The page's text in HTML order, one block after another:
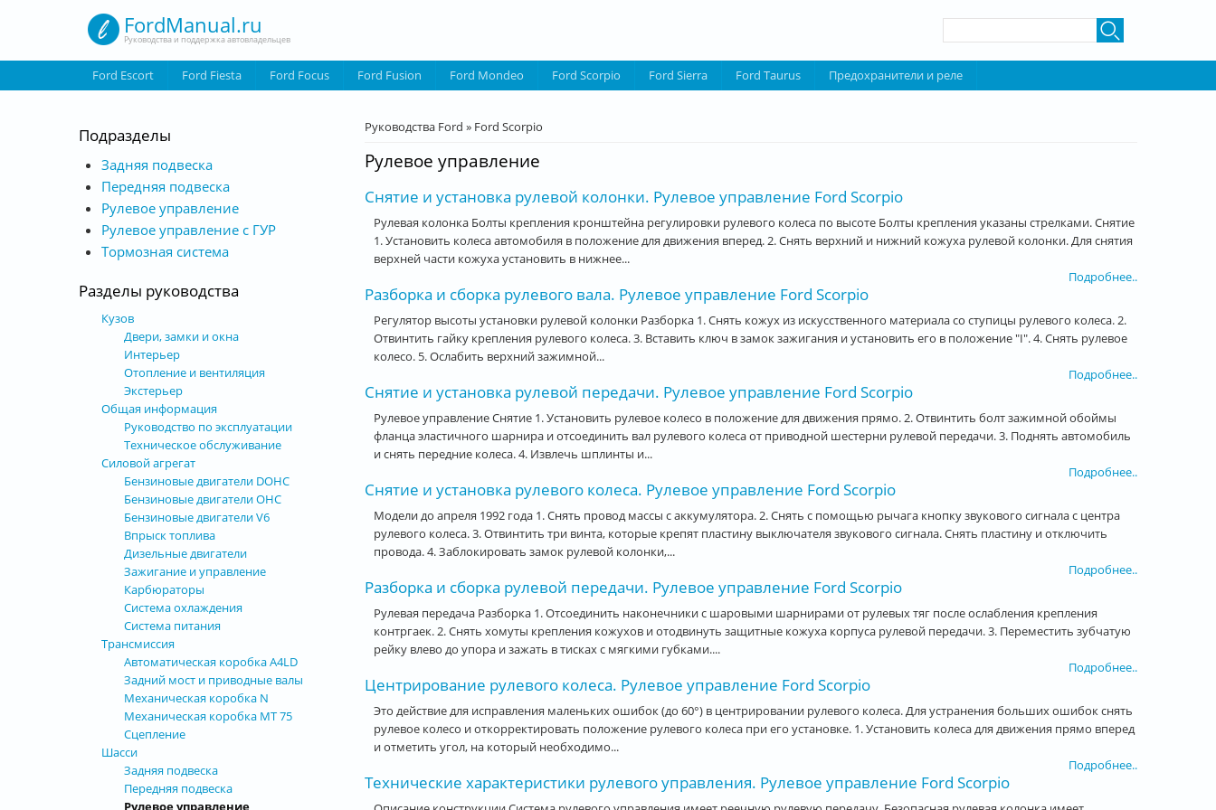
FordManual.ru
Руководства и поддержка автовладельцев
Ford Escort Ford Fiesta Ford Focus Ford Fusion Ford Mondeo Ford Scorpio Ford Sierra Ford Taurus Предохранители и реле
Вы здесь
Руководства Ford » Ford Scorpio
Рулевое управление
Снятие и установка рулевой колонки. Рулевое управление Ford Scorpio
Рулевая колонка Болты крепления кронштейна регулировки рулевого колеса по высоте Болты крепления указаны стрелками. Снятие
1. Установить колеса автомобиля в положение для движения вперед. 2. Снять верхний и нижний кожуха рулевой колонки. Для снятия
верхней части кожуха установить в нижнее...
Подробнее..
Разборка и сборка рулевого вала. Рулевое управление Ford Scorpio
Регулятор высоты установки рулевой колонки Разборка 1. Снять кожух из искусственного материала со ступицы рулевого колеса. 2.
Отвинтить гайку крепления рулевого колеса. 3. Вставить ключ в замок зажигания и установить его в положение "I". 4. Снять рулевое
колесо. 5. Ослабить верхний зажимной...
Подробнее..
Снятие и установка рулевой передачи. Рулевое управление Ford Scorpio
Рулевое управление Снятие 1. Установить рулевое колесо в положение для движения прямо. 2. Отвинтить болт зажимной обоймы
фланца эластичного шарнира и отсоединить вал рулевого колеса от приводной шестерни рулевой передачи. 3. Поднять автомобиль
и снять передние колеса. 4. Извлечь шплинты и...
Подробнее..
Снятие и установка рулевого колеса. Рулевое управление Ford Scorpio
Модели до апреля 1992 года 1. Снять провод массы с аккумулятора. 2. Снять с помощью рычага кнопку звукового сигнала с центра
рулевого колеса. 3. Отвинтить три винта, которые крепят пластину выключателя звукового сигнала. Снять пластину и отключить
провода. 4. Заблокировать замок рулевой колонки,...
Подробнее..
Разборка и сборка рулевой передачи. Рулевое управление Ford Scorpio
Рулевая передача Разборка 1. Отсоединить наконечники с шаровыми шарнирами от рулевых тяг после ослабления крепления
контргаек. 2. Снять хомуты крепления кожухов и отодвинуть защитные кожуха корпуса рулевой передачи. 3. Переместить зубчатую
рейку влево до упора и зажать в тисках с мягкими губками....
Подробнее..
Центрирование рулевого колеса. Рулевое управление Ford Scorpio
Это действие для исправления маленьких ошибок (до 60°) в центрировании рулевого колеса. Для устранения больших ошибок снять
рулевое колесо и откорректировать положение рулевого колеса при его установке. 1. Установить колеса для движения прямо вперед
и отметить угол, на который необходимо...
Подробнее..
Технические характеристики рулевого управления. Рулевое управление Ford Scorpio
Подразделы
Задняя подвеска
Передняя подвеска
Рулевое управление
Рулевое управление с ГУР
Тормозная система
Разделы руководства
Кузов
Двери, замки и окна
Интерьер
Отопление и вентиляция
Экстерьер
Общая информация
Руководство по эксплуатации
Техническое обслуживание
Силовой агрегат
Бензиновые двигатели DOHC
Бензиновые двигатели OHC
Бензиновые двигатели V6
Впрыск топлива
Дизельные двигатели
Зажигание и управление
Карбюраторы
Система охлаждения
Система питания
Трансмиссия
Автоматическая коробка А4LD
Задний мост и приводные валы
Механическая коробка N
Механическая коробка МТ 75
Сцепление
Шасси
Задняя подвеска
Передняя подвеска
Рулевое управление